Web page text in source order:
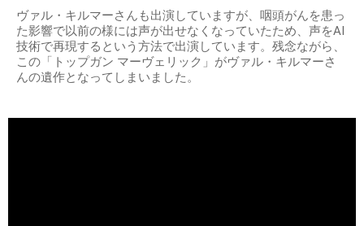
ヴァル・キルマーさんも出演していますが、咽頭がんを患っ
た影響で以前の様には声が出せなくなっていたため、声をAI
技術で再現するという方法で出演しています。残念ながら、
この「トップガン マーヴェリック」がヴァル・キルマーさ
んの遺作となってしまいました。